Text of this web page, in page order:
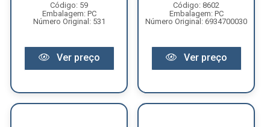
Código: 59
Embalagem: PC
Número Original: 531
Ver preço
Código: 8602
Embalagem: PC
Número Original: 6934700030
Ver preço